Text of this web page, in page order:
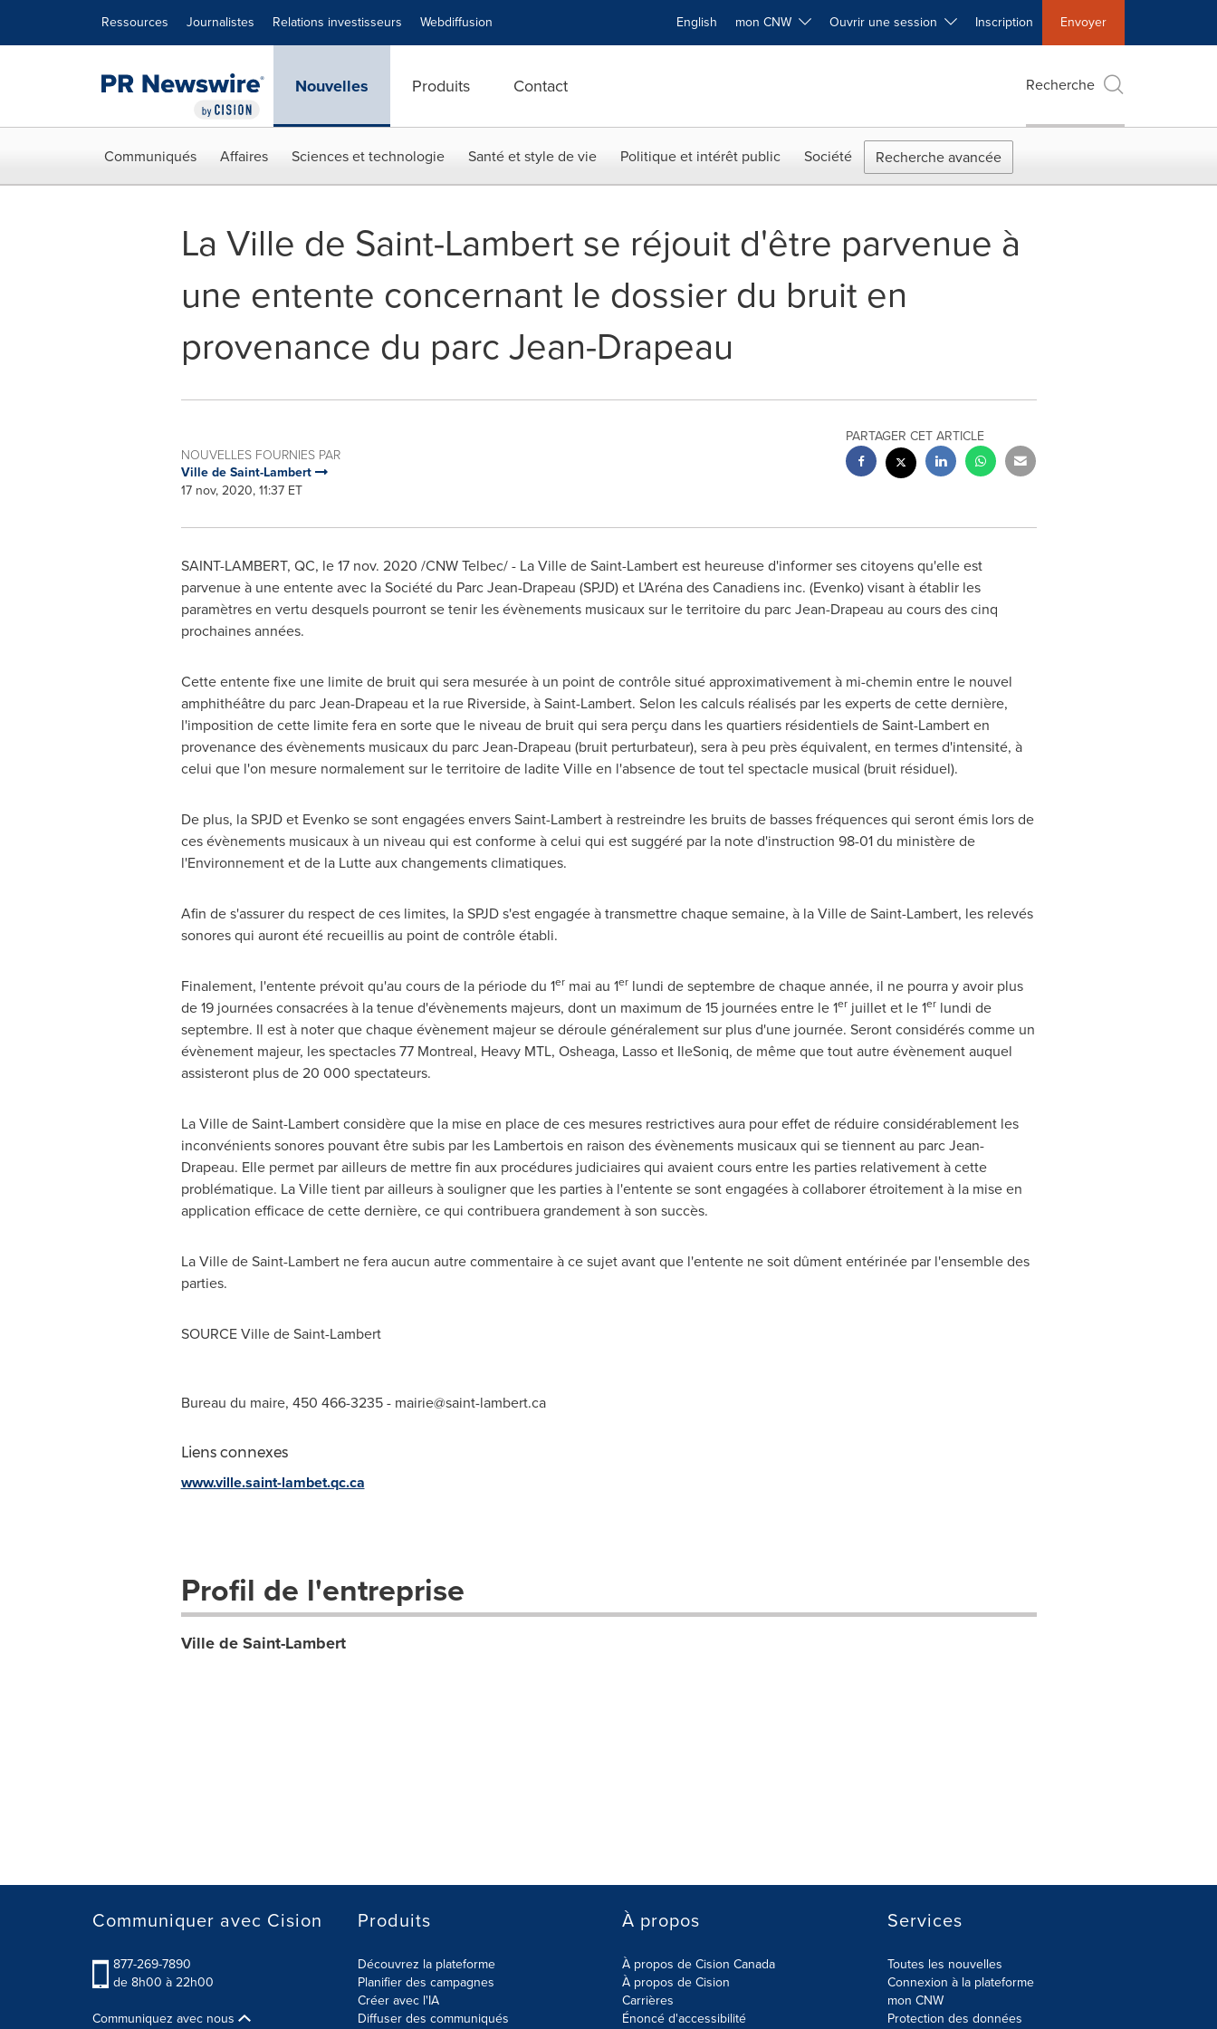
Ressources Journalistes Relations investisseurs Webdiffusion English mon CNW Ouvrir une session Inscription Envoyer
Nouvelles Produits Contact Recherche
Communiqués Affaires Sciences et technologie Santé et style de vie Politique et intérêt public Société Recherche avancée
La Ville de Saint-Lambert se réjouit d'être parvenue à
une entente concernant le dossier du bruit en
provenance du parc Jean-Drapeau
NOUVELLES FOURNIES PAR
Ville de Saint-Lambert
17 nov, 2020, 11:37 ET
PARTAGER CET ARTICLE
SAINT-LAMBERT, QC, le17 nov. 2020 /CNW Telbec/ - La Ville deSaint-Lambertest heureuse d'informer ses citoyens qu'elle est
parvenue à une entente avec la Société du Parc Jean-Drapeau (SPJD) et L'Aréna des Canadiens inc. (Evenko) visant à établir les
paramètres en vertu desquels pourront se tenir les évènements musicaux sur le territoire du parc Jean-Drapeau au cours des cinq
prochaines années.
Cette entente fixe une limite de bruit qui sera mesurée à un point de contrôle situé approximativement à mi-chemin entre le nouvel
amphithéâtre du parc Jean-Drapeau et la rue Riverside, àSaint-Lambert. Selon les calculs réalisés par les experts de cette dernière,
l'imposition de cette limite fera en sorte que le niveau de bruit qui sera perçu dans les quartiers résidentiels deSaint-Lamberten
provenance des évènements musicaux du parc Jean-Drapeau (bruit perturbateur), sera à peu près équivalent, en termes d'intensité, à
celui que l'on mesure normalement sur le territoire de ladite Ville en l'absence de tout tel spectacle musical (bruit résiduel).
De plus, la SPJD et Evenko se sont engagées enversSaint-Lambertà restreindre les bruits de basses fréquences qui seront émis lors de
ces évènements musicaux à un niveau qui est conforme à celui qui est suggéré par la note d'instruction 98-01 du ministère de
l'Environnement et de la Lutte aux changements climatiques.
Afin de s'assurer du respect de ces limites, la SPJD s'est engagée à transmettre chaque semaine, à laVille de Saint-Lambert, les relevés
sonores qui auront été recueillis au point de contrôle établi.
Finalement, l'entente prévoit qu'au cours de la période du 1ermai au 1erlundi de septembre de chaque année, il ne pourra y avoir plus
de 19 journées consacrées à la tenue d'évènements majeurs, dont un maximum de 15 journées entre le 1erjuillet et le 1erlundi de
septembre. Il est à noter que chaque évènement majeur se déroule généralement sur plus d'une journée. Seront considérés comme un
évènement majeur, les spectacles 77 Montreal, Heavy MTL, Osheaga, Lasso et IleSoniq, de même que tout autre évènement auquel
assisteront plus de 20 000 spectateurs.
LaVille de Saint-Lambertconsidère que la mise en place de ces mesures restrictives aura pour effet de réduire considérablement les
inconvénients sonores pouvant être subis par les Lambertois en raison des évènements musicaux qui se tiennent au parc Jean-
Drapeau. Elle permet par ailleurs de mettre fin aux procédures judiciaires qui avaient cours entre les parties relativement à cette
problématique. La Ville tient par ailleurs à souligner que les parties à l'entente se sont engagées à collaborer étroitement à la mise en
application efficace de cette dernière, ce qui contribuera grandement à son succès.
LaVille de Saint-Lambertne fera aucun autre commentaire à ce sujet avant que l'entente ne soit dûment entérinée par l'ensemble des
parties.
SOURCEVille de Saint-Lambert
Bureau du maire, 450 466-3235 - mairie@saint-lambert.ca
Liens connexes
www.ville.saint-lambet.qc.ca
Profil de l'entreprise
Ville de Saint-Lambert
Communiquer avec Cision
877-269-7890
de 8h00 à 22h00
Communiquez avec nous
Produits
Découvrez la plateforme
Planifier des campagnes
Créer avec l'IA
Diffuser des communiqués
À propos
À propos de Cision Canada
À propos de Cision
Carrières
Énoncé d'accessibilité
Services
Toutes les nouvelles
Connexion à la plateforme
mon CNW
Protection des données